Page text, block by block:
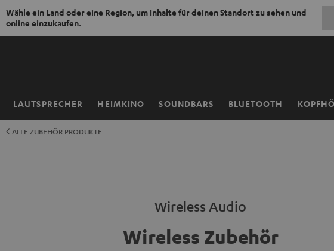
Wähle ein Land oder eine Region, um Inhalte für deinen Standort zu sehen und
online einzukaufen.
ZUM
LAUTSPRECHER HEIMKINO SOUNDBARS BLUETOOTH
Startseite
ALLE ZUBEHÖR PRODUKTE
Wireless Audio
Wireless Zubehör